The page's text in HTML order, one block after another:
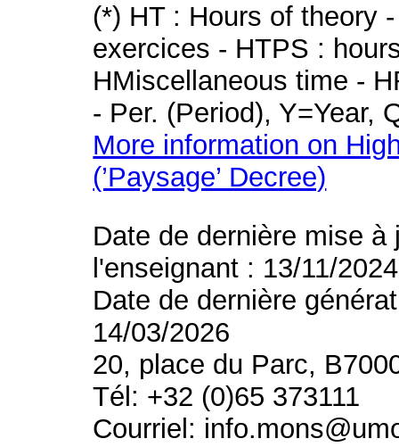
(*) HT : Hours of theory
exercices - HTPS :
HMiscellaneous time -
- Per. (Period), Y=Year,
More information on
(’Paysage’ Decree)
Date de dernière mise
l'enseignant : 13/11/2024
Date de dernière
14/03/2026
20, place du Parc,
Tél: +32 (0)65 373111
Courriel: